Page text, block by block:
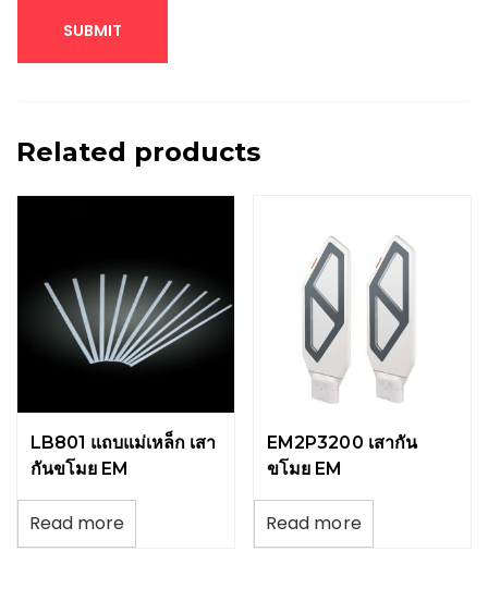
Related products
LB801 แถบแม่เหล็ก เสา
กันขโมย EM
Read more
EM2P3200 เสากัน
ขโมย EM
Read more